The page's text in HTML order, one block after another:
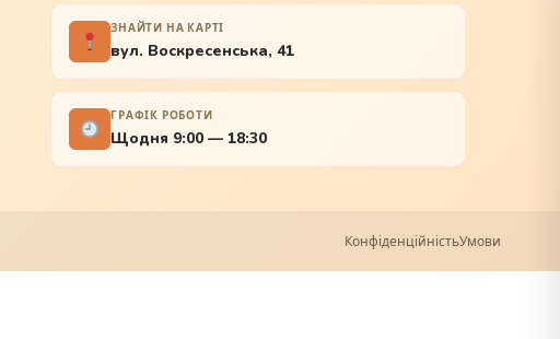
ЗНАЙТИ НА КАРТІ
вул. Воскресенська, 41
ГРАФІК РОБОТИ
Щодня 9:00 — 18:30
КонфіденційністьУмови